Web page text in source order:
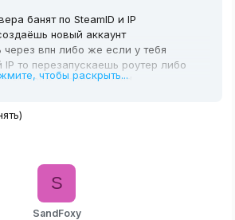
банят по SteamID и IP
новый аккаунт
впн либо же если у тебя
IP то перезапускаешь роутер либо
его через cmd
чтобы раскрыть...
SandFoxy
S